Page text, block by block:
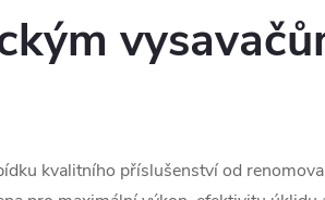
kvalitního příslušenství od